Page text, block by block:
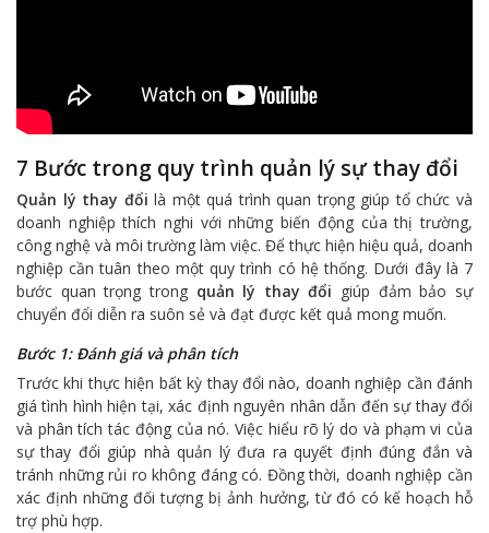
7 Bước trong quy trình quản lý sự thay đổi
Quản lý thay đổi là một quá trình quan trọng giúp tổ chức và
doanh nghiệp thích nghi với những biến động của thị trường,
công nghệ và môi trường làm việc. Để thực hiện hiệu quả, doanh
nghiệp cần tuân theo một quy trình có hệ thống. Dưới đây là 7
bước quan trọng trong quản lý thay đổi giúp đảm bảo sự
chuyển đổi diễn ra suôn sẻ và đạt được kết quả mong muốn.
Bước 1: Đánh giá và phân tích
Trước khi thực hiện bất kỳ thay đổi nào, doanh nghiệp cần đánh
giá tình hình hiện tại, xác định nguyên nhân dẫn đến sự thay đổi
và phân tích tác động của nó. Việc hiểu rõ lý do và phạm vi của
sự thay đổi giúp nhà quản lý đưa ra quyết định đúng đắn và
tránh những rủi ro không đáng có. Đồng thời, doanh nghiệp cần
xác định những đối tượng bị ảnh hưởng, từ đó có kế hoạch hỗ
trợ phù hợp.